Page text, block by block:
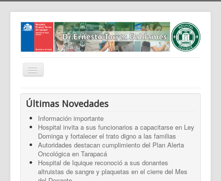
Cambiar
navegación
Home
Noticias
Trabaja Con Nosotros
Contáctenos
Intranet
Últimas Novedades
Información importante
Hospital invita a sus funcionarios a capacitarse en Ley
Dominga y fortalecer el trato digno a las familias
Autoridades destacan cumplimiento del Plan Alerta
Oncológica en Tarapacá
Hospital de Iquique reconoció a sus donantes
altruistas de sangre y plaquetas en el cierre del Mes